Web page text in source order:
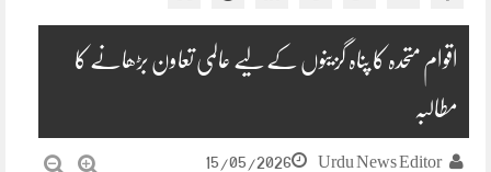
اقوام متحدہ کا پناہ گزینوں کے لیے عالمی تعاون بڑھانے کا
مطالبہ
Urdu News Editor
15/05/2026